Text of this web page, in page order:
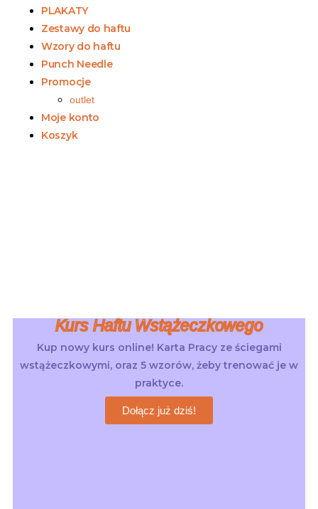
PLAKATY
Zestawy do haftu
Wzory do haftu
Punch Needle
Promocje
outlet
Moje konto
Koszyk
Kurs Haftu Wstążeczkowego
Kup nowy kurs online! Karta Pracy ze ściegami
wstążeczkowymi, oraz 5 wzorów, żeby trenować je w
praktyce.
Dołącz już dziś!